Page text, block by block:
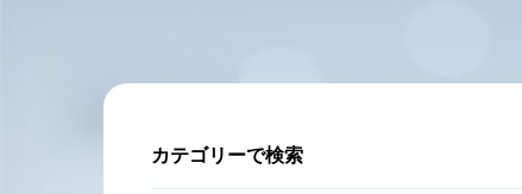
カテゴリーで検索